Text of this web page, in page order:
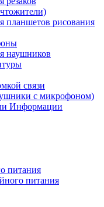
планшетов рисования
наушников
связи
с микрофоном)
Информации
питания
питания